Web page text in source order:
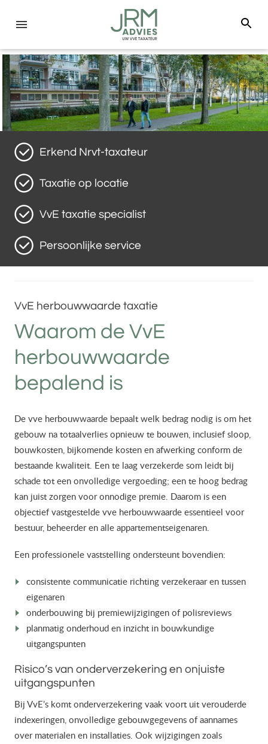
Erkend Nrvt-taxateur
Taxatie op locatie
VvE taxatie specialist
Persoonlijke service
VvE herbouwwaarde taxatie
Waarom de VvE
herbouwwaarde
bepalend is
De vve herbouwwaarde bepaalt welk bedrag nodig is om het
gebouw na totaalverlies opnieuw te bouwen, inclusief sloop,
bouwkosten, bijkomende kosten en afwerking conform de
bestaande kwaliteit. Een te laag verzekerde som leidt bij
schade tot een onvolledige vergoeding; een te hoog bedrag
kan juist zorgen voor onnodige premie. Daarom is een
objectief vastgestelde vve herbouwwaarde essentieel voor
bestuur, beheerder en alle appartementseigenaren.
Een professionele vaststelling ondersteunt bovendien:
consistente communicatie richting verzekeraar en tussen
eigenaren
onderbouwing bij premiewijzigingen of polisreviews
planmatig onderhoud en inzicht in bouwkundige
uitgangspunten
Risico’s van onderverzekering en onjuiste
uitgangspunten
Bij VvE’s komt onderverzekering vaak voort uit verouderde
indexeringen, onvolledige gebouwgegevens of aannames
over materialen en installaties. Ook wijzigingen zoals